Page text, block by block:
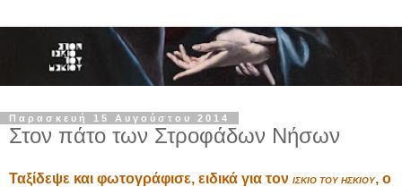
Παρασκευή 15 Αυγούστου 2014
Στον πάτο των Στροφάδων Νήσων
Ταξίδεψε και φωτογράφισε, ειδικά για τον ΙΣΚΙΟ ΤΟΥ ΗΣΚΙΟΥ, ο